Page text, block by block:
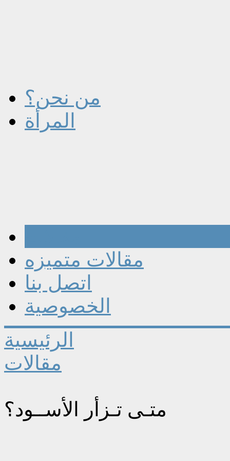
من نحن؟
المرأة
مقالات متميزه
اتصل بنا
الخصوصية
الرئيسية
مقالات
متـى تـزأر الأســود؟